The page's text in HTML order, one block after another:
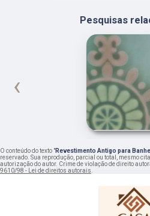
Pesquisas
‹
O conteúdo do texto "Revestimento Antigo para
reservado. Sua reprodução, parcial ou total, mesmo
autorização do autor. Crime de violação de direito
9610/98 - Lei de direitos autorais